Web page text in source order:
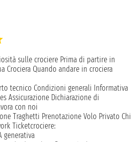
sulle crociere Prima di partire in
Crociera Quando andare in crociera
tecnico Condizioni generali Informativa
Assicurazione Dichiarazione di
con noi
Traghetti Prenotazione Volo Privato Chi
Ticketcrociere:
generativa